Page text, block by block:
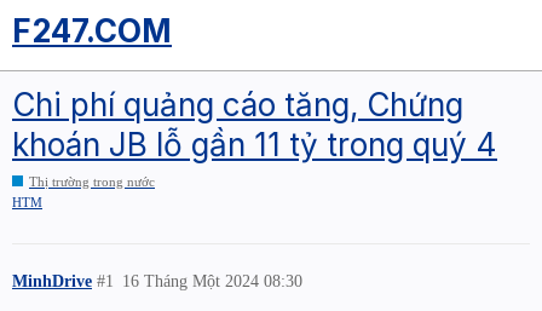
F247.COM
Chi phí quảng cáo tăng, Chứng
khoán JB lỗ gần 11 tỷ trong quý 4
Thị trường trong nước
HTM
MinhDrive 16 Tháng Một 2024 08:30
#1